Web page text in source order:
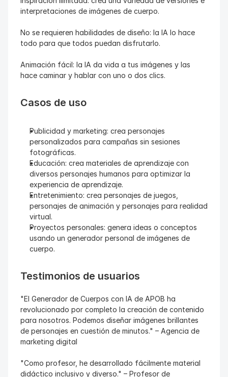
interpretaciones de imágenes de cuerpo.
No se requieren habilidades de diseño: la IA lo hace
todo para que todos puedan disfrutarlo.
Animación fácil: la IA da vida a tus imágenes y las
hace caminar y hablar con uno o dos clics.
Casos de uso
Publicidad y marketing: crea personajes
personalizados para campañas sin sesiones
fotográficas.
Educación: crea materiales de aprendizaje con
diversos personajes humanos para optimizar la
experiencia de aprendizaje.
Entretenimiento: crea personajes de juegos,
personajes de animación y personajes para realidad
virtual.
Proyectos personales: genera ideas o conceptos
usando un generador personal de imágenes de
cuerpo.
Testimonios de usuarios
"El Generador de Cuerpos con IA de APOB ha
revolucionado por completo la creación de contenido
para nosotros. Podemos diseñar imágenes brillantes
de personajes en cuestión de minutos." – Agencia de
marketing digital
"Como profesor, he desarrollado fácilmente material
didáctico inclusivo y diverso." – Profesor de